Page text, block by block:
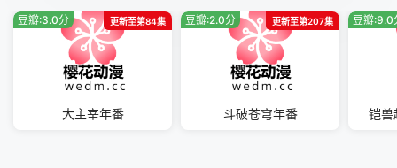
更新至第84集
豆瓣:3.0分
大主宰年番
更新至第207集
豆瓣:2.0分
斗破苍穹年番
豆瓣:9.0
铠兽